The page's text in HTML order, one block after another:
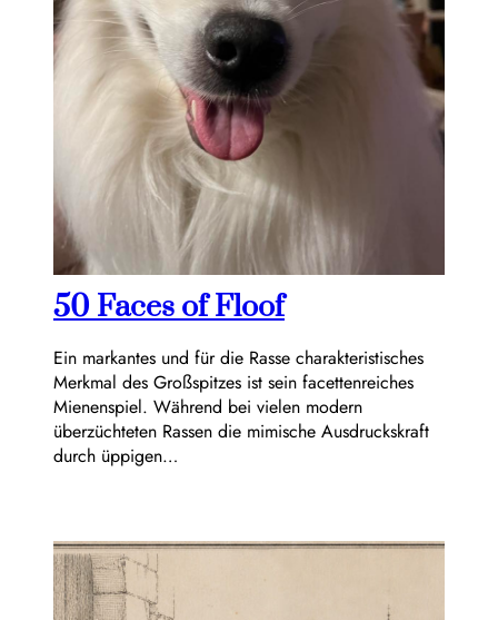
50 Faces of Floof
Ein markantes und für die Rasse charakteristisches
Merkmal des Großspitzes ist sein facettenreiches
Mienenspiel. Während bei vielen modern
überzüchteten Rassen die mimische Ausdruckskraft
durch üppigen…